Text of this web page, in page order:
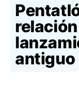
antiguo